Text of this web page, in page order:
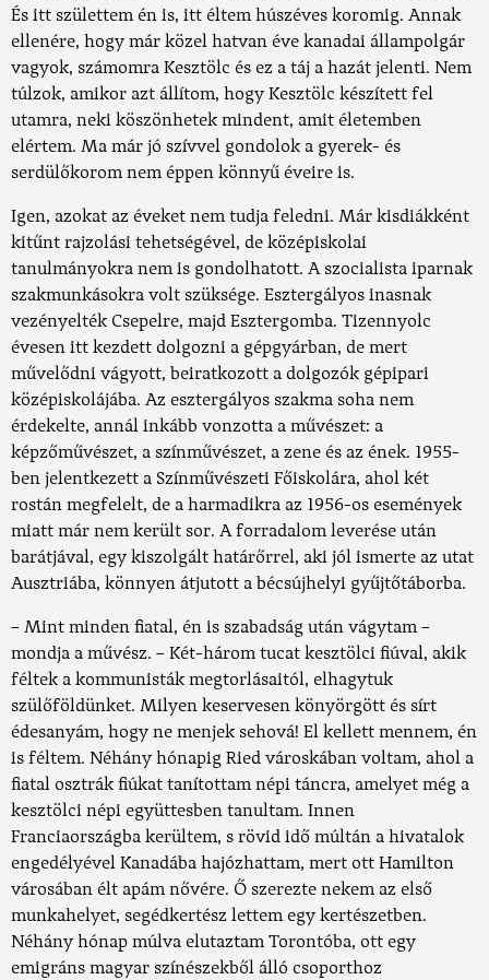
És itt születtem én is, itt éltem húszéves koromig. Annak
ellenére, hogy már közel hatvan éve kanadai állampolgár
vagyok, számomra Kesztölc és ez a táj a hazát jelenti. Nem
túlzok, amikor azt állítom, hogy Kesztölc készített fel
utamra, neki köszönhetek mindent, amit életemben
elértem. Ma már jó szívvel gondolok a gyerek- és
serdülőkorom nem éppen könnyű éveire is.
Igen, azokat az éveket nem tudja feledni. Már kisdiákként
kitűnt rajzolási tehetségével, de középiskolai
tanulmányokra nem is gondolhatott. A szocialista iparnak
szakmunkásokra volt szüksége. Esztergályos inasnak
vezényelték Csepelre, majd Esztergomba. Tizennyolc
évesen itt kezdett dolgozni a gépgyárban, de mert
művelődni vágyott, beiratkozott a dolgozók gépipari
középiskolájába. Az esztergályos szakma soha nem
érdekelte, annál inkább vonzotta a művészet: a
képzőművészet, a színművészet, a zene és az ének. 1955-
ben jelentkezett a Színművészeti Főiskolára, ahol két
rostán megfelelt, de a harmadikra az 1956-os események
miatt már nem került sor. A forradalom leverése után
barátjával, egy kiszolgált határőrrel, aki jól ismerte az utat
Ausztriába, könnyen átjutott a bécsújhelyi gyűjtőtáborba.
– Mint minden fiatal, én is szabadság után vágytam –
mondja a művész. – Két-három tucat kesztölci fiúval, akik
féltek a kommunisták megtorlásaitól, elhagytuk
szülőföldünket. Milyen keservesen könyörgött és sírt
édesanyám, hogy ne menjek sehová! El kellett mennem, én
is féltem. Néhány hónapig Ried városkában voltam, ahol a
fiatal osztrák fiúkat tanítottam népi táncra, amelyet még a
kesztölci népi együttesben tanultam. Innen
Franciaországba kerültem, s rövid idő múltán a hivatalok
engedélyével Kanadába hajózhattam, mert ott Hamilton
városában élt apám nővére. Ő szerezte nekem az első
munkahelyet, segédkertész lettem egy kertészetben.
Néhány hónap múlva elutaztam Torontóba, ott egy
emigráns magyar színészekből álló csoporthoz